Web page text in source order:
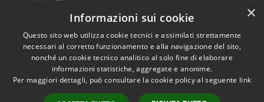
Dichiarazione di accessibilità
RSS
Accessibilità
Copyright © 2026 • Comune di
×
Informazioni sui cookie
Questo sito web utilizza cookie tecnici e assimilati strettamente
necessari al corretto funzionamento e alla navigazione del sito,
nonché un cookie tecnico analitico al solo fine di elaborare
informazioni statistiche, aggregate e anonime.
Per maggiori dettagli, può consultare la cookie policy al seguente link